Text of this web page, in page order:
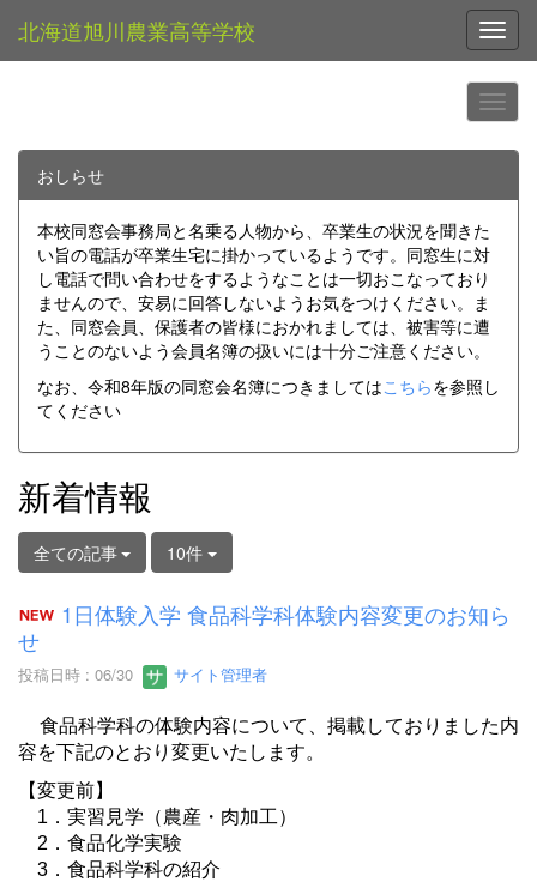
北海道旭川農業高等学校
おしらせ
本校同窓会事務局と名乗る人物から、卒業生の状況を聞きた
い旨の電話が卒業生宅に掛かっているようです。同窓生に対
し電話で問い合わせをするようなことは一切おこなっており
ませんので、安易に回答しないようお気をつけください。ま
た、同窓会員、保護者の皆様におかれましては、被害等に遭
うことのないよう会員名簿の扱いには十分ご注意ください。
なお、令和8年版の同窓会名簿につきましてはこちらを参照し
てください
新着情報
全ての記事 10件
1日体験入学 食品科学科体験内容変更のお知ら
せ
投稿日時 : 06/30 サイト管理者
食品科学科の体験内容について、掲載しておりました内
容を下記のとおり変更いたします。
【変更前】
1．実習見学（農産・肉加工）
2．食品化学実験
3．食品科学科の紹介